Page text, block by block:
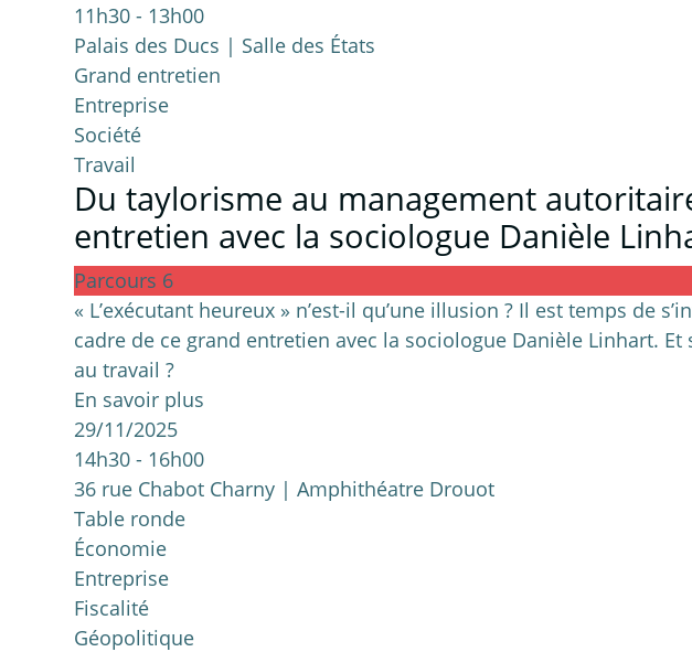
11h30 - 13h00
Palais des Ducs | Salle des États
Grand entretien
Entreprise
Société
Travail
Du taylorisme au management
entretien avec la sociologue Danièle
Parcours 6
« L’exécutant heureux » n’est-il qu’une illusion ? Il est temps de
cadre de ce grand entretien avec la sociologue Danièle Linhart. Et
au travail ?
En savoir plus
29/11/2025
14h30 - 16h00
36 rue Chabot Charny | Amphithéatre Drouot
Table ronde
Économie
Entreprise
Fiscalité
Géopolitique